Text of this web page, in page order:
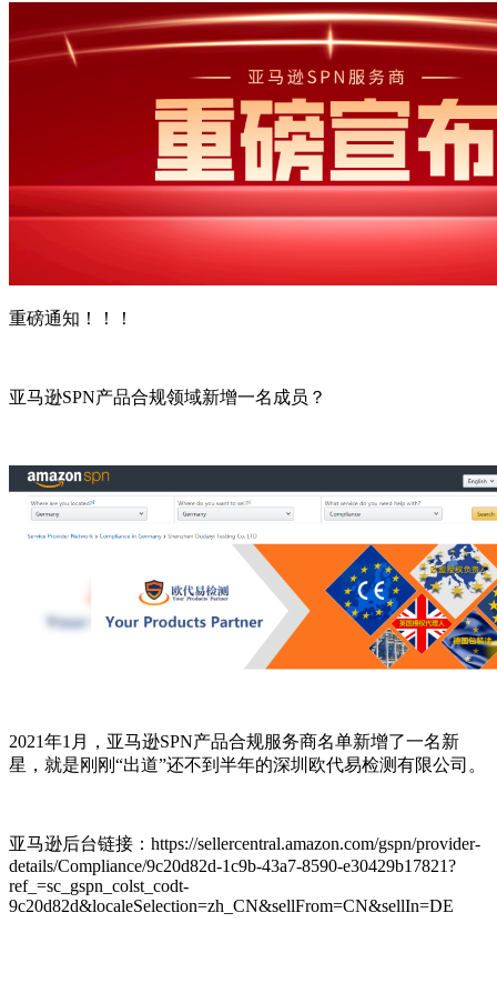
重磅通知！！！
亚马逊SPN产品合规领域新增一名成员？
2021年1月，亚马逊SPN产品合规服务商名单新增了一名新
星，就是刚刚“出道”还不到半年的深圳欧代易检测有限公司。
亚马逊后台链接：https://sellercentral.amazon.com/gspn/provider-
details/Compliance/9c20d82d-1c9b-43a7-8590-e30429b17821?
ref_=sc_gspn_colst_codt-
9c20d82d&localeSelection=zh_CN&sellFrom=CN&sellIn=DE